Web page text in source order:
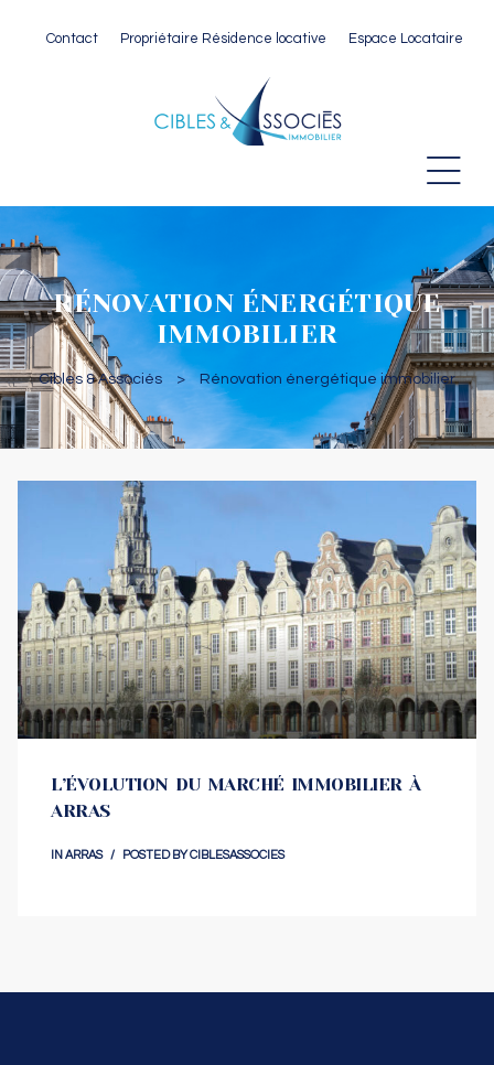
Contact Propriétaire Résidence locative Espace Locataire
RÉNOVATION ÉNERGÉTIQUE
IMMOBILIER
Cibles & Associés > Rénovation énergétique immobilier
L’ÉVOLUTION DU MARCHÉ IMMOBILIER À
ARRAS
IN ARRAS POSTED BYCIBLESASSOCIES